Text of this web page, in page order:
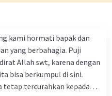
kami hormati bapak dan
yang berbahagia. Puji
Allah swt, karena dengan
bisa berkumpul di sini.
tetap tercurahkan kepada